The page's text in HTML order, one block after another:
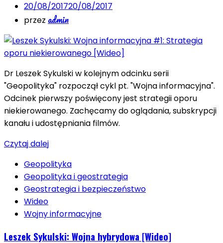
20/08/201720/08/2017
przez admin
Dr Leszek Sykulski w kolejnym odcinku serii
"Geopolityka" rozpoczął cykl pt. "Wojna informacyjna".
Odcinek pierwszy poświęcony jest strategii oporu
niekierowanego. Zachęcamy do oglądania, subskrypcji
kanału i udostępniania filmów.
Czytaj dalej
Geopolityka
Geopolityka i geostrategia
Geostrategia i bezpieczeństwo
Wideo
Wojny informacyjne
Leszek Sykulski: Wojna hybrydowa [Wideo]